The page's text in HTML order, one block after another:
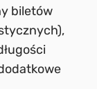
biletów